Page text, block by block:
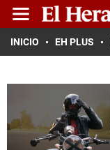
INICIO EH PLUS